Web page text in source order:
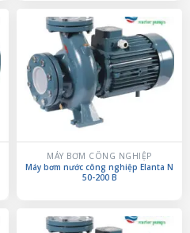
MÁY BƠM CÔNG NGHIỆP
Máy bơm nước công nghiệp Elanta N
50-200 B